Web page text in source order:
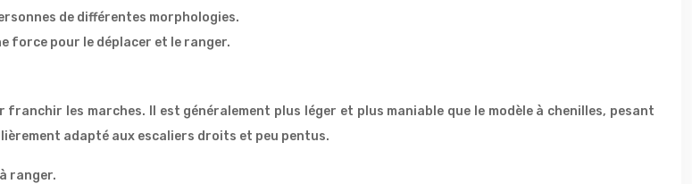
de différentes morphologies.
force pour le déplacer et le ranger.
les marches. Il est généralement plus léger et plus maniable que le modèle à chenilles, pesant
adapté aux escaliers droits et peu pentus.
ranger.